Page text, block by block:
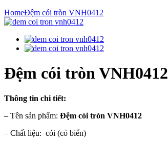
HomeĐệm cói tròn VNH0412
Đệm cói tròn VNH0412
Thông tin chi tiết:
– Tên sản phẩm: Đệm cói tròn VNH0412
– Chất liệu: cói (cỏ biển)